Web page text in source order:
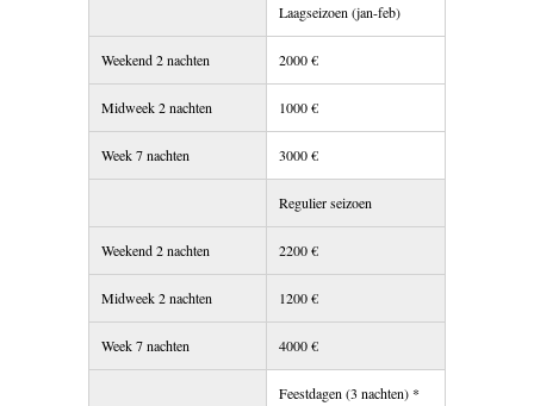
Laagseizoen (jan-feb)
Weekend 2 nachten 2000 €
Midweek 2 nachten 1000 €
Week 7 nachten 3000 €
Regulier seizoen
Weekend 2 nachten 2200 €
Midweek 2 nachten 1200 €
Week 7 nachten 4000 €
Feestdagen (3 nachten) *